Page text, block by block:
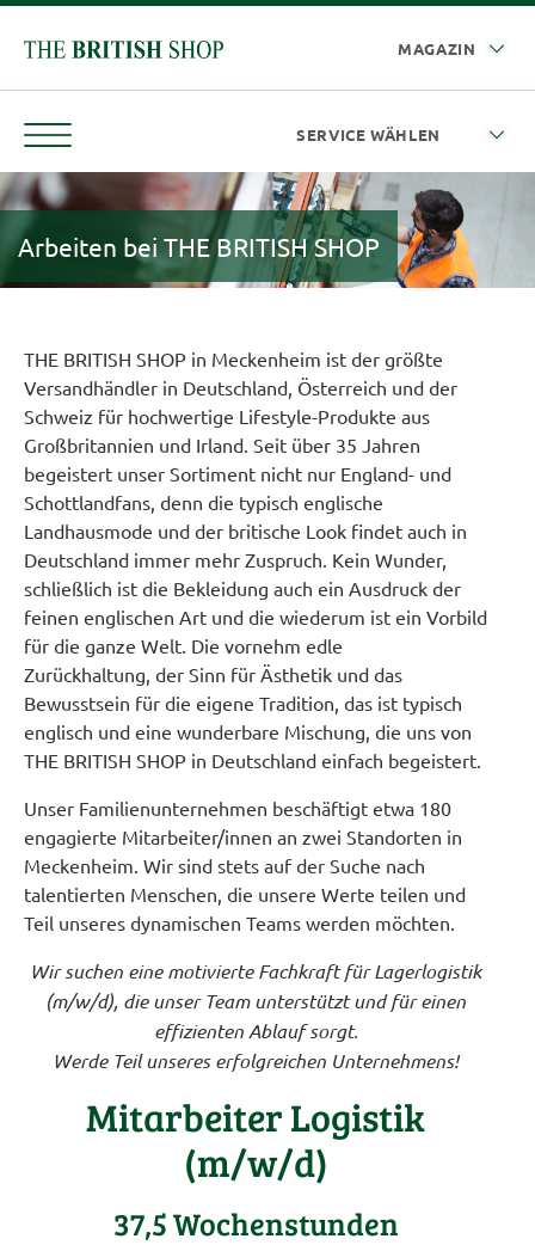
Arbeiten bei THE BRITISH SHOP
THE BRITISH SHOP in Meckenheim ist der größte
Versandhändler in Deutschland, Österreich und der
Schweiz für hochwertige Lifestyle-Produkte aus
Großbritannien und Irland. Seit über 35 Jahren
begeistert unser Sortiment nicht nur England- und
Schottlandfans, denn die typisch englische
Landhausmode und der britische Look findet auch in
Deutschland immer mehr Zuspruch. Kein Wunder,
schließlich ist die Bekleidung auch ein Ausdruck der
feinen englischen Art und die wiederum ist ein Vorbild
für die ganze Welt. Die vornehm edle
Zurückhaltung, der Sinn für Ästhetik und das
Bewusstsein für die eigene Tradition, das ist typisch
englisch und eine wunderbare Mischung, die uns von
THE BRITISH SHOP in Deutschland einfach begeistert.
Unser Familienunternehmen beschäftigt etwa 180
engagierte Mitarbeiter/innen an zwei Standorten in
Meckenheim. Wir sind stets auf der Suche nach
talentierten Menschen, die unsere Werte teilen und
Teil unseres dynamischen Teams werden möchten.
Wir suchen eine motivierte Fachkraft für Lagerlogistik
(m/w/d), die unser Team unterstützt und für einen
effizienten Ablauf sorgt.
Werde Teil unseres erfolgreichen Unternehmens!
Mitarbeiter Logistik
(m/w/d)
37,5 Wochenstunden